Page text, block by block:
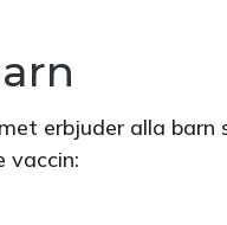
erbjuder alla barn
vaccin: